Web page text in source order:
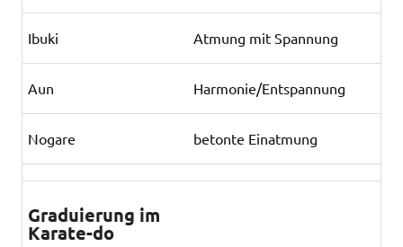
Ibuki Atmung mit Spannung
Aun Harmonie/Entspannung
Nogare betonte Einatmung
Graduierung im
Karate-do